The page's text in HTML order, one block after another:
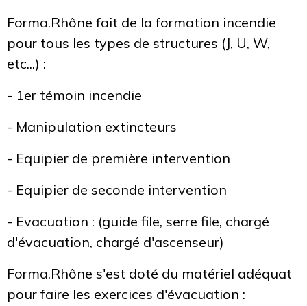
Forma.Rhône fait de la formation incendie
pour tous les types de structures (J, U, W,
etc...) :
- 1er témoin incendie
- Manipulation extincteurs
- Equipier de première intervention
- Equipier de seconde intervention
- Evacuation : (guide file, serre file, chargé
d'évacuation, chargé d'ascenseur)
Forma.Rhône s'est doté du matériel adéquat
pour faire les exercices d'évacuation :